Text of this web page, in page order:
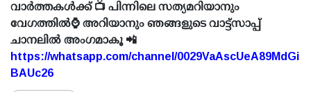
വാർത്തകൾക്ക് 📺 പിന്നിലെ സത്യമറിയാനും
വേഗത്തിൽ⌚ അറിയാനും ഞങ്ങളുടെ വാട്ട്സാപ്പ്
ചാനലിൽ അംഗമാകൂ 📲
https://whatsapp.com/channel/0029VaAscUeA89MdGi
BAUc26